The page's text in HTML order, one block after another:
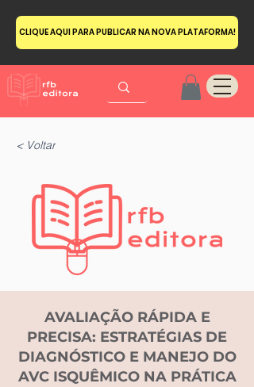
CLIQUE AQUI PARA PUBLICAR NA NOVA PLATAFORMA!
< Voltar
AVALIAÇÃO RÁPIDA E
PRECISA: ESTRATÉGIAS DE
DIAGNÓSTICO E MANEJO DO
AVC ISQUÊMICO NA PRÁTICA